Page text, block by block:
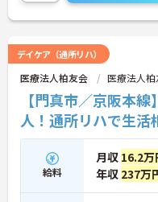
デイケア（通所リハ）
医療法人柏友会 医療法人柏
【門真市／京阪本
人！通所リハで生活
給料
月収 16.2万
年収 237万